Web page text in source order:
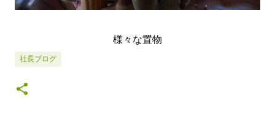
様々な置物
社長ブログ